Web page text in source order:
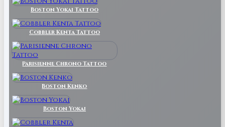
Boston Yokai Tattoo
Cobbler Kenta Tattoo
Parisienne Chrono Tattoo
Boston Kenko
Boston Yokai